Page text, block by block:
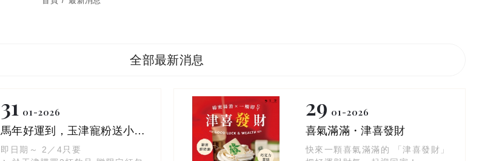
全部最新消息
31 01 2026
馬年好運到，玉津寵粉送小禮籃！
即日期～ 2／4只要
29 01 2026
喜氣滿滿・津喜發財
快來一顆喜氣滿滿的 「津喜發財」